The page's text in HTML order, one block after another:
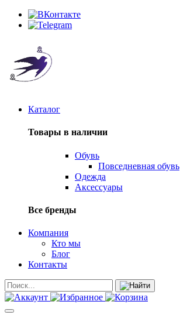
Каталог
Товары в наличии
Обувь
Повседневная обувь
Одежда
Аксессуары
Все бренды
Компания
Кто мы
Блог
Контакты